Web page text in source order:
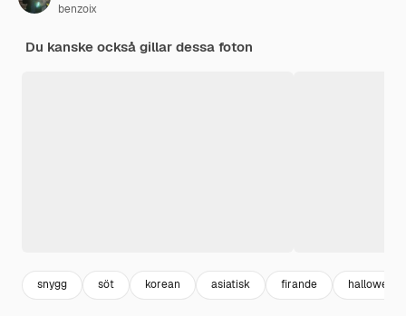
benzoix
Du kanske också gillar dessa foton
snygg söt korean asiatisk firande halloween